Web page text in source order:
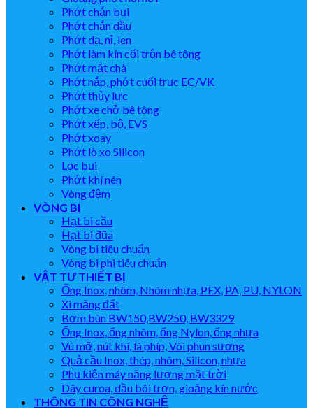
Phớt chắn bụi
Phớt chắn dầu
Phớt dạ, nỉ, len
Phớt làm kín cối trộn bê tông
Phớt mặt chà
Phớt nắp, phớt cuối trục EC/VK
Phớt thủy lực
Phớt xe chở bê tông
Phớt xếp, bộ, EVS
Phớt xoay
Phớt lò xo Silicon
Lọc bụi
Phớt khí nén
Vòng đệm
VÒNG BI
Hạt bi cầu
Hạt bi đũa
Vòng bi tiêu chuẩn
Vòng bi phi tiêu chuẩn
VẬT TƯ THIẾT BỊ
Ống Inox, nhôm, Nhôm nhựa, PEX, PA, PU, NYLON
Xi măng đất
Bơm bùn BW150,BW250, BW3329
Ống Inox, ống nhôm, ống Nylon, ống nhựa
Vú mỡ, nút khí, lá phíp, Vòi phun sương
Quả cầu Inox, thép, nhôm, Silicon, nhựa
Phụ kiện máy năng lượng mặt trời
Dây curoa, dầu bôi trơn, gioăng kín nước
THÔNG TIN CÔNG NGHỆ